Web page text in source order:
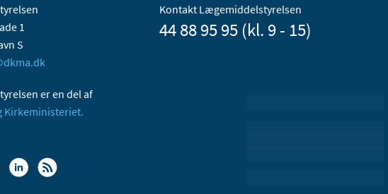
1
S
er en del af
Kirkeministeriet.
Kontakt Lægemiddelstyrelsen
44 88 95 95 (kl. 9 - 15)